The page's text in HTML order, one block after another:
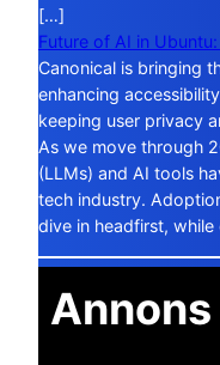
[…]
Future of AI in
Canonical is bringing
enhancing
keeping user privacy
As we move through
(LLMs) and AI tools
tech industry.
dive in headfirst,
Annons